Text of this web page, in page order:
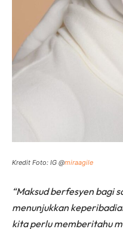
Kredit Foto: IG @miraagile
“Maksud berfesyen bagi
menunjukkan
kita perlu memberitahu